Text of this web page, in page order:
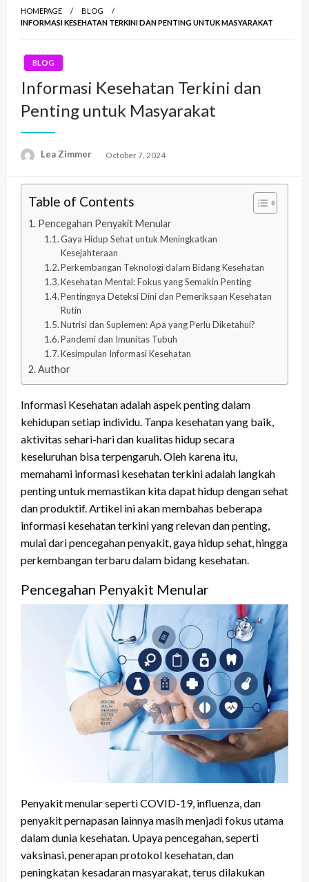
HOMEPAGE
BLOG
INFORMASI KESEHATAN TERKINI DAN PENTING UNTUK MASYARAKAT
BLOG
Informasi Kesehatan Terkini dan
Penting untuk Masyarakat
Lea Zimmer
Posted
October 7, 2024
Table of Contents
Pencegahan Penyakit Menular
Gaya Hidup Sehat untuk Meningkatkan
Kesejahteraan
Perkembangan Teknologi dalam Bidang Kesehatan
Kesehatan Mental: Fokus yang Semakin Penting
Pentingnya Deteksi Dini dan Pemeriksaan Kesehatan
Rutin
Nutrisi dan Suplemen: Apa yang Perlu Diketahui?
Pandemi dan Imunitas Tubuh
Kesimpulan Informasi Kesehatan
Author
Informasi Kesehatan adalah aspek penting dalam
kehidupan setiap individu. Tanpa kesehatan yang baik,
aktivitas sehari-hari dan kualitas hidup secara
keseluruhan bisa terpengaruh. Oleh karena itu,
memahami informasi kesehatan terkini adalah langkah
penting untuk memastikan kita dapat hidup dengan sehat
dan produktif. Artikel ini akan membahas beberapa
informasi kesehatan terkini yang relevan dan penting,
mulai dari pencegahan penyakit, gaya hidup sehat, hingga
perkembangan terbaru dalam bidang kesehatan.
Pencegahan Penyakit Menular
Penyakit menular seperti COVID-19, influenza, dan
penyakit pernapasan lainnya masih menjadi fokus utama
dalam dunia kesehatan. Upaya pencegahan, seperti
vaksinasi, penerapan protokol kesehatan, dan
peningkatan kesadaran masyarakat, terus dilakukan